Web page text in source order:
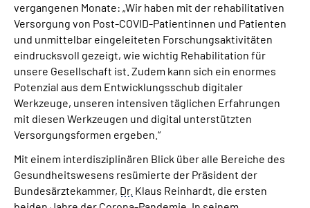
vergangenen Monate: „Wir haben mit der rehabilitativen
Versorgung von Post-COVID-Patientinnen und Patienten
und unmittelbar eingeleiteten Forschungsaktivitäten
eindrucksvoll gezeigt, wie wichtig Rehabilitation für
unsere Gesellschaft ist. Zudem kann sich ein enormes
Potenzial aus dem Entwicklungsschub digitaler
Werkzeuge, unseren intensiven täglichen Erfahrungen
mit diesen Werkzeugen und digital unterstützten
Versorgungsformen ergeben.“
Mit einem interdisziplinären Blick über alle Bereiche des
Gesundheitswesens resümierte der Präsident der
Bundesärztekammer, Dr. Klaus Reinhardt, die ersten